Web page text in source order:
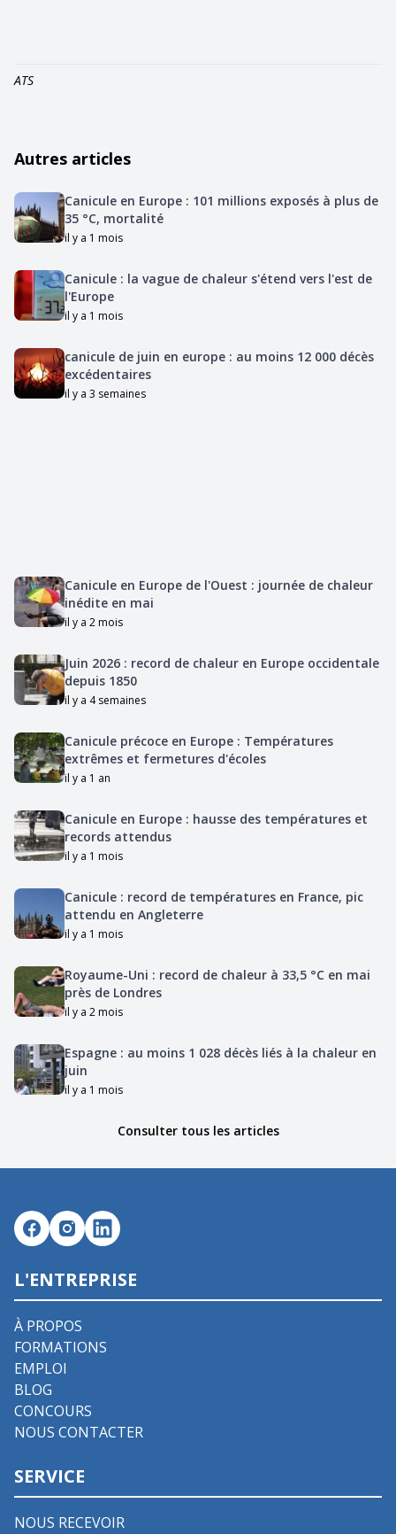
ATS
Autres articles
Canicule en Europe : 101 millions exposés à plus de
35 °C, mortalité
il y a 1 mois
Canicule : la vague de chaleur s'étend vers l'est de
l'Europe
il y a 1 mois
canicule de juin en europe : au moins 12 000 décès
excédentaires
il y a 3 semaines
Canicule en Europe de l'Ouest : journée de chaleur
inédite en mai
il y a 2 mois
Juin 2026 : record de chaleur en Europe occidentale
depuis 1850
il y a 4 semaines
Canicule précoce en Europe : Températures
extrêmes et fermetures d'écoles
il y a 1 an
Canicule en Europe : hausse des températures et
records attendus
il y a 1 mois
Canicule : record de températures en France, pic
attendu en Angleterre
il y a 1 mois
Royaume-Uni : record de chaleur à 33,5 °C en mai
près de Londres
il y a 2 mois
Espagne : au moins 1 028 décès liés à la chaleur en
juin
il y a 1 mois
Consulter tous les articles
L'ENTREPRISE
À PROPOS
FORMATIONS
EMPLOI
BLOG
CONCOURS
NOUS CONTACTER
SERVICE
NOUS RECEVOIR